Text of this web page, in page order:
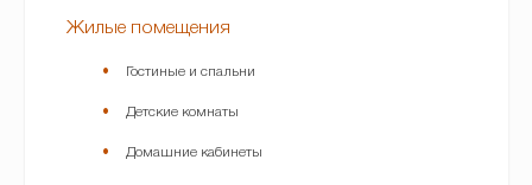
Жилые помещения
Гостиные и спальни
Детские комнаты
Домашние кабинеты